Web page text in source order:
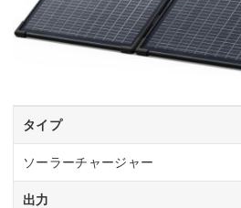
タイプ
ソーラーチャージャー
出力